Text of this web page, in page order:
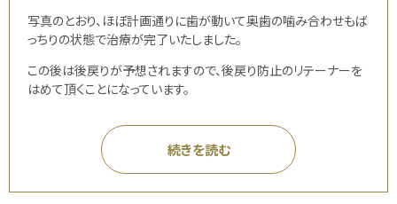
写真のとおり、ほぼ計画通りに歯が動いて奥歯の噛み合わせもば
っちりの状態で治療が完了いたしました。
この後は後戻りが予想されますので、後戻り防止のリテーナーを
はめて頂くことになっています。
続きを読む